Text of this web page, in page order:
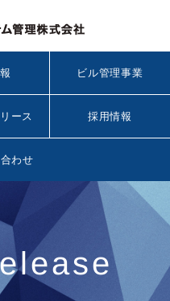
ビル管理事業
ース 採用情報
わせ